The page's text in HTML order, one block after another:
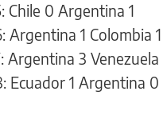
Chile 0 Argentina 1
Argentina 1 Colombia 1
Argentina 3
Ecuador 1 Argentina 0